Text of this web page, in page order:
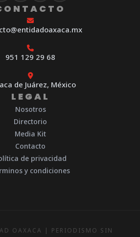
951 129 29 68
de Juárez, México
LEGAL
Nosotros
Directorio
Media Kit
Contacto
de privacidad
y condiciones
OAXACA | PERIODISMO SIN